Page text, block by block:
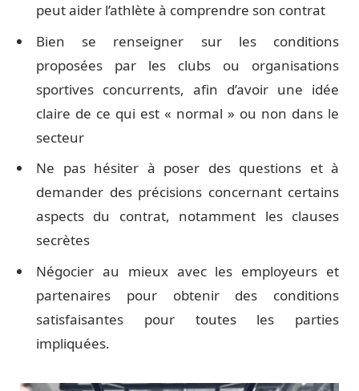
peut aider l’athlète à comprendre son contrat
Bien se renseigner sur les conditions
proposées par les clubs ou organisations
sportives concurrents, afin d’avoir une idée
claire de ce qui est « normal » ou non dans le
secteur
Ne pas hésiter à poser des questions et à
demander des précisions concernant certains
aspects du contrat, notamment les clauses
secrètes
Négocier au mieux avec les employeurs et
partenaires pour obtenir des conditions
satisfaisantes pour toutes les parties
impliquées.